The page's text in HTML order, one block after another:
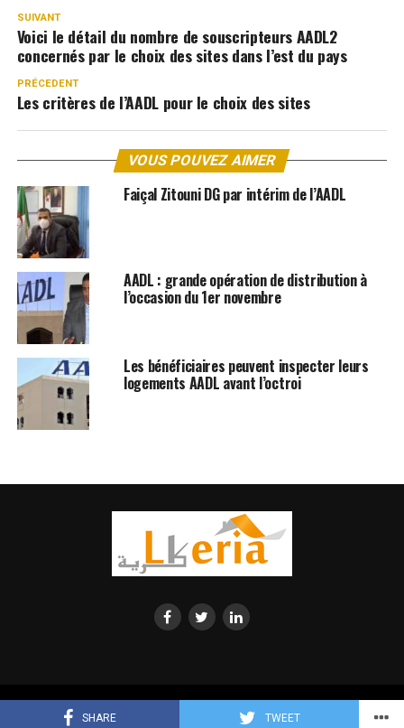
SHARE TWEET
SUIVANT
Voici le détail du nombre de souscripteurs AADL2
concernés par le choix des sites dans l’est du pays
PRÉCEDENT
Les critères de l’AADL pour le choix des sites
VOUS POUVEZ AIMER
Faiçal Zitouni DG par intérim de l’AADL
AADL : grande opération de distribution à
l’occasion du 1er novembre
Les bénéficiaires peuvent inspecter leurs
logements AADL avant l’octroi
© 2023 Lkeria. All Rights Reserved. Annonces immobilières Algerie